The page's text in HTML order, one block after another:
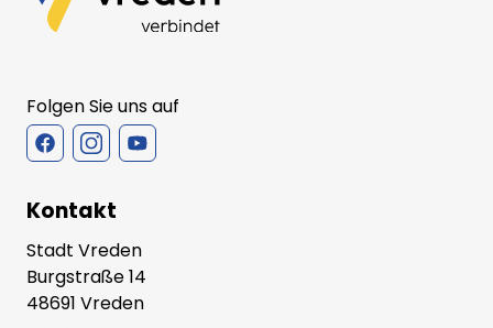
Folgen Sie uns auf
Kontakt
Stadt Vreden
Burgstraße 14
48691 Vreden